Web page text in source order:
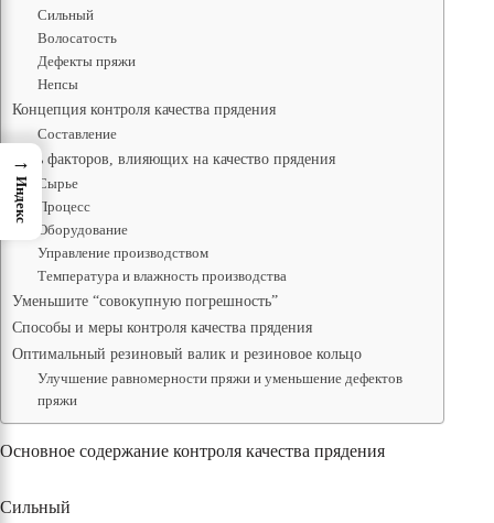
Сильный
Волосатость
Дефекты пряжи
Непсы
Концепция контроля качества прядения
Составление
Пять факторов, влияющих на качество прядения
Сырье
Процесс
Оборудование
Управление производством
Температура и влажность производства
Уменьшите “совокупную погрешность”
Способы и меры контроля качества прядения
Оптимальный резиновый валик и резиновое кольцо
Улучшение равномерности пряжи и уменьшение дефектов
пряжи
Основное содержание контроля качества прядения
Сильный
→
Индекс